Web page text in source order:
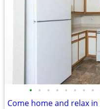
• • • • • • • •